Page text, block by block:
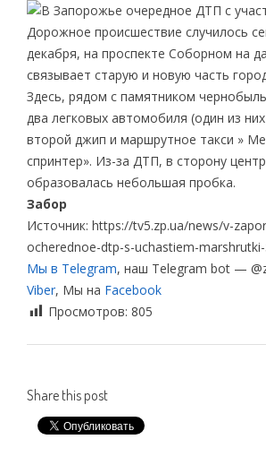
Дорожное происшествие случилось
декабря, на проспекте Соборном на
связывает старую и новую часть
Здесь, рядом с памятником
два легковых автомобиля (один из
второй джип и маршрутное такси »
спринтер». Из-за ДТП, в сторону
образовалась небольшая пробка.
Забор
Источник: https://tv5.zp.ua/news/v-
ocherednoe-dtp-s-uchastiem-
Мы в Telegram, наш Telegram bot —
Viber, Мы на Facebook
Просмотров: 805
Share this post